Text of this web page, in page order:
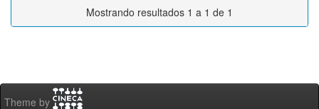
Mostrando resultados 1 a 1 de 1
Theme by